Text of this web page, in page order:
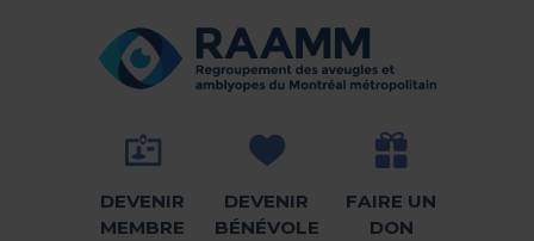
RETOUR À LA PAGE D'ACCUEIL -
DEVENIR
MEMBRE
DEVENIR
BÉNÉVOLE
FAIRE UN
DON